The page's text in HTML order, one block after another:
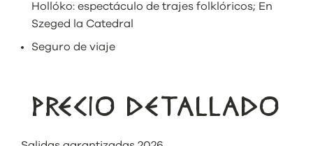
Hollóko: espectáculo de trajes folklóricos; En
Szeged la Catedral
Seguro de viaje
PRECIO DETALLADO